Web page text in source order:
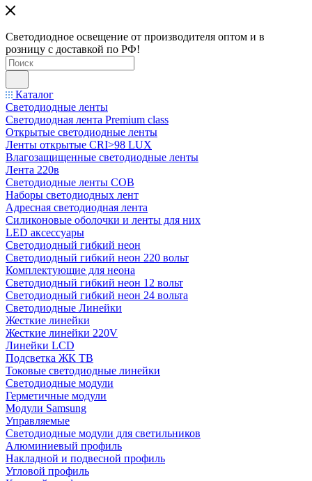
Светодиодное освещение от производителя оптом и в
розницу с доставкой по РФ!
Каталог
Светодиодные ленты
Светодиодная лента Premium class
Открытые светодиодные ленты
Ленты открытые CRI>98 LUX
Влагозащищенные светодиодные ленты
Лента 220в
Светодиодные ленты COB
Наборы светодиодных лент
Адресная светодиодная лента
Силиконовые оболочки и ленты для них
LED аксессуары
Светодиодный гибкий неон
Светодиодный гибкий неон 220 вольт
Комплектующие для неона
Светодиодный гибкий неон 12 вольт
Светодиодный гибкий неон 24 вольта
Светодиодные Линейки
Жесткие линейки
Жесткие линейки 220V
Линейки LCD
Подсветка ЖК ТВ
Токовые светодиодные линейки
Светодиодные модули
Герметичные модули
Модули Samsung
Управляемые
Светодиодные модули для светильников
Алюминиевый профиль
Накладной и подвесной профиль
Угловой профиль